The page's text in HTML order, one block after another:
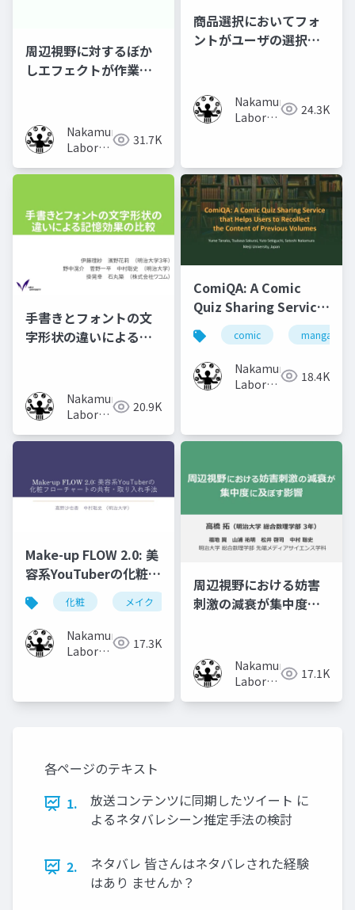
周辺視野に対するぼか
しエフェクトが作業時
Nakamura
Laboratory
University)
31.7K
商品選択においてフォ
ントがユーザの選択行
Nakamura
Laboratory 24.3K
手書きとフォントの文
字形状の違いによる記
Nakamura
Laboratory
University)
20.9K
ComiQA: A Comic
Quiz Sharing Service
that Helps Users to
Recollect the
Content of Previous
Volumes
comic manga
Nakamura
Laboratory 18.4K
Make-up FLOW 2.0: 美
容系YouTuberの化粧フ
ローチャートの共有・
取り入れ手法
化粧 メイク 化粧工程 フローチャート
Nakamura
Laboratory 17.3K
周辺視野における妨害
刺激の減衰が集中度に
Nakamura
Laboratory 17.1K
各ページのテキスト
1.
放送コンテンツに同期したツイート に
よるネタバレシーン推定手法の検討
2.
ネタバレ 皆さんはネタバレされた経験
はあり ませんか？